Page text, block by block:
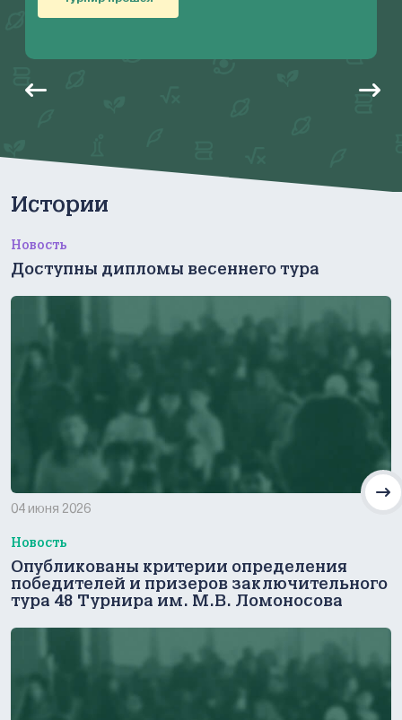
Истории
Новость
Доступны дипломы весеннего тура
04 июня 2026
Новость
Опубликованы критерии определения
победителей и призеров заключительного
тура 48 Турнира им. М.В. Ломоносова